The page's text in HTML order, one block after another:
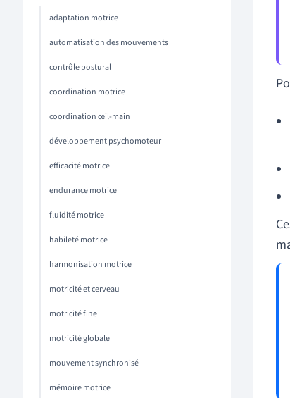
adaptation motrice
automatisation des mouvements
contrôle postural
coordination motrice
coordination œil-main
développement psychomoteur
efficacité motrice
endurance motrice
fluidité motrice
habileté motrice
harmonisation motrice
motricité et cerveau
motricité fine
motricité globale
mouvement synchronisé
mémoire motrice